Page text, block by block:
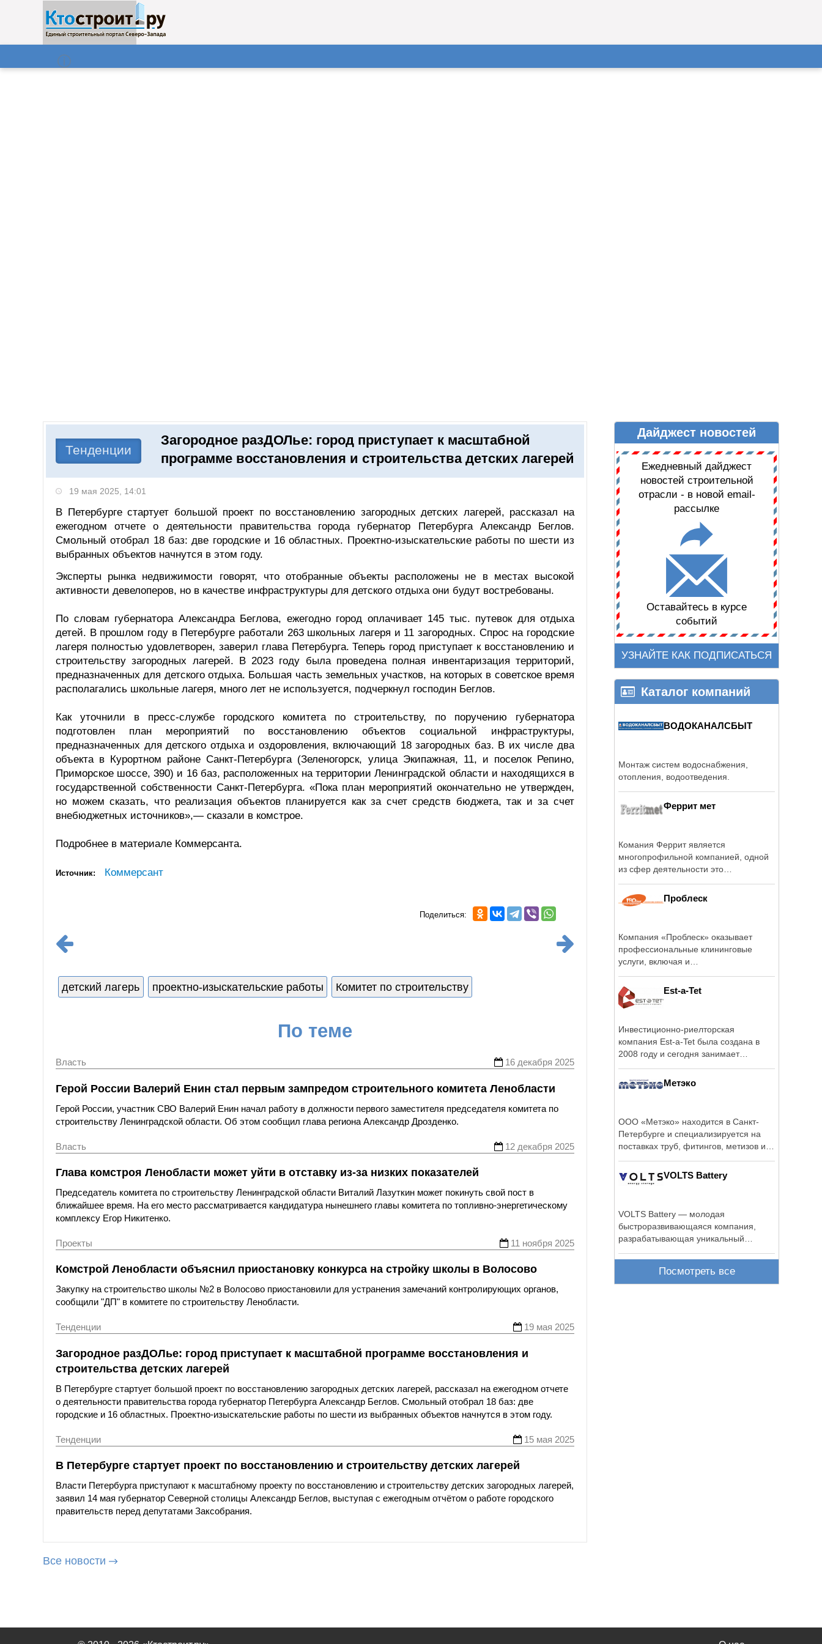
КЛЮЧЕВЫЕ ФИГУРЫ ДАЙДЖЕСТ НОВОСТЕЙ
Тенденции
Загородное разДОЛье: город приступает к масштабной
программе восстановления и строительства детских лагерей
19 мая 2025, 14:01
В Петербурге стартует большой проект по восстановлению загородных детских лагерей, рассказал на
ежегодном отчете о деятельности правительства города губернатор Петербурга Александр Беглов.
Смольный отобрал 18 баз: две городские и 16 областных. Проектно-изыскательские работы по шести из
выбранных объектов начнутся в этом году.
Эксперты рынка недвижимости говорят, что отобранные объекты расположены не в местах высокой
активности девелоперов, но в качестве инфраструктуры для детского отдыха они будут востребованы.
По словам губернатора Александра Беглова, ежегодно город оплачивает 145 тыс. путевок для отдыха
детей. В прошлом году в Петербурге работали 263 школьных лагеря и 11 загородных. Спрос на городские
лагеря полностью удовлетворен, заверил глава Петербурга. Теперь город приступает к восстановлению и
строительству загородных лагерей. В 2023 году была проведена полная инвентаризация территорий,
предназначенных для детского отдыха. Большая часть земельных участков, на которых в советское время
располагались школьные лагеря, много лет не используется, подчеркнул господин Беглов.
Как уточнили в пресс-службе городского комитета по строительству, по поручению губернатора
подготовлен план мероприятий по восстановлению объектов социальной инфраструктуры,
предназначенных для детского отдыха и оздоровления, включающий 18 загородных баз. В их числе два
объекта в Курортном районе Санкт-Петербурга (Зеленогорск, улица Экипажная, 11, и поселок Репино,
Приморское шоссе, 390) и 16 баз, расположенных на территории Ленинградской области и находящихся в
государственной собственности Санкт-Петербурга. «Пока план мероприятий окончательно не утвержден,
но можем сказать, что реализация объектов планируется как за счет средств бюджета, так и за счет
внебюджетных источников»,— сказали в комстрое.
Подробнее в материале Коммерсанта.
Источник: Коммерсант
Поделиться:
детский лагерь проектно-изыскательские работы Комитет по строительству
По теме
Власть 16 декабря 2025
Герой России Валерий Енин стал первым зампредом строительного комитета Ленобласти
Герой России, участник СВО Валерий Енин начал работу в должности первого заместителя председателя комитета по
строительству Ленинградской области. Об этом сообщил глава региона Александр Дрозденко.
Власть 12 декабря 2025
Глава комстроя Ленобласти может уйти в отставку из-за низких показателей
Председатель комитета по строительству Ленинградской области Виталий Лазуткин может покинуть свой пост в
ближайшее время. На его место рассматривается кандидатура нынешнего главы комитета по топливно-энергетическому
комплексу Егор Никитенко.
Проекты 11 ноября 2025
Комстрой Ленобласти объяснил приостановку конкурса на стройку школы в Волосово
Закупку на строительство школы №2 в Волосово приостановили для устранения замечаний контролирующих органов,
сообщили "ДП" в комитете по строительству Ленобласти.
Тенденции 19 мая 2025
Загородное разДОЛье: город приступает к масштабной программе восстановления и
строительства детских лагерей
В Петербурге стартует большой проект по восстановлению загородных детских лагерей, рассказал на ежегодном отчете
о деятельности правительства города губернатор Петербурга Александр Беглов. Смольный отобрал 18 баз: две
городские и 16 областных. Проектно-изыскательские работы по шести из выбранных объектов начнутся в этом году.
Тенденции 15 мая 2025
В Петербурге стартует проект по восстановлению и строительству детских лагерей
Власти Петербурга приступают к масштабному проекту по восстановлению и строительству детских загородных лагерей,
заявил 14 мая губернатор Северной столицы Александр Беглов, выступая с ежегодным отчётом о работе городского
правительств перед депутатами Заксобрания.
Все новости
Дайджест новостей
Ежедневный дайджест
новостей строительной
отрасли - в новой email-
рассылке
Оставайтесь в курсе
событий
УЗНАЙТЕ КАК ПОДПИСАТЬСЯ
Каталог компаний
ВОДОКАНАЛСБЫТ
Монтаж систем водоснабжения,
отопления, водоотведения.
Феррит мет
Комания Феррит является
многопрофильной компанией, одной
из сфер деятельности это
Проблеск
Компания «Проблеск» оказывает
профессиональные клининговые
услуги, включая и
Est-a-Tet
Инвестиционно-риелторская
компания Est-a-Tet была создана в
2008 году и сегодня занимает
Метэко
ООО «Метэко» находится в Санкт-
Петербурге и специализируется на
поставках труб, фитингов, метизов и
VOLTS Battery
VOLTS Battery — молодая
быстроразвивающаяся компания,
разрабатывающая уникальный
Посмотреть все